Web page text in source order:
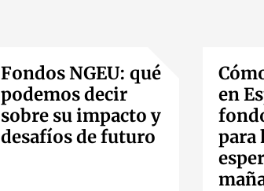
Fondos NGEU: qué
podemos decir
sobre su impacto y
desafíos de futuro
en
para